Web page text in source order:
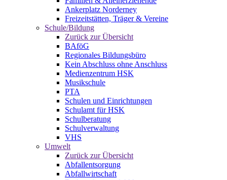
Ankerplatz Norderney
Freizeitstätten, Träger & Vereine
Schule/Bildung
Zurück zur Übersicht
BAföG
Regionales Bildungsbüro
Kein Abschluss ohne Anschluss
Medienzentrum HSK
Musikschule
PTA
Schulen und Einrichtungen
Schulamt für HSK
Schulberatung
Schulverwaltung
VHS
Umwelt
Zurück zur Übersicht
Abfallentsorgung
Abfallwirtschaft